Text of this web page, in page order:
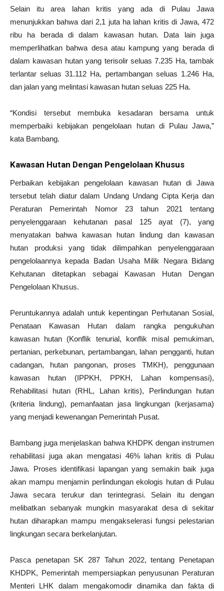
Selain itu area lahan kritis yang ada di Pulau Jawa
menunjukkan bahwa dari 2,1 juta ha lahan kritis di Jawa, 472
ribu ha berada di dalam kawasan hutan. Data lain juga
memperlihatkan bahwa desa atau kampung yang berada di
dalam kawasan hutan yang terisolir seluas 7.235 Ha, tambak
terlantar seluas 31.112 Ha, pertambangan seluas 1.246 Ha,
dan jalan yang melintasi kawasan hutan seluas 225 Ha.
“Kondisi tersebut membuka kesadaran bersama untuk
memperbaiki kebijakan pengelolaan hutan di Pulau Jawa,”
kata Bambang.
Kawasan Hutan Dengan Pengelolaan Khusus
Perbaikan kebijakan pengelolaan kawasan hutan di Jawa
tersebut telah diatur dalam Undang Undang Cipta Kerja dan
Peraturan Pemerintah Nomor 23 tahun 2021 tentang
penyelenggaraan kehutanan pasal 125 ayat (7), yang
menyatakan bahwa kawasan hutan lindung dan kawasan
hutan produksi yang tidak dilimpahkan penyelenggaraan
pengelolaannya kepada Badan Usaha Milik Negara Bidang
Kehutanan ditetapkan sebagai Kawasan Hutan Dengan
Pengelolaan Khusus.
Peruntukannya adalah untuk kepentingan Perhutanan Sosial,
Penataan Kawasan Hutan dalam rangka pengukuhan
kawasan hutan (Konflik tenurial, konflik misal pemukiman,
pertanian, perkebunan, pertambangan, lahan pengganti, hutan
cadangan, hutan pangonan, proses TMKH), penggunaan
kawasan hutan (IPPKH, PPKH, Lahan kompensasi),
Rehabilitasi hutan (RHL, Lahan kritis), Perlindungan hutan
(kriteria lindung), pemanfaatan jasa lingkungan (kerjasama)
yang menjadi kewenangan Pemerintah Pusat.
Bambang juga menjelaskan bahwa KHDPK dengan instrumen
rehabilitasi juga akan mengatasi 46% lahan kritis di Pulau
Jawa. Proses identifikasi lapangan yang semakin baik juga
akan mampu menjamin perlindungan ekologis hutan di Pulau
Jawa secara terukur dan terintegrasi. Selain itu dengan
melibatkan sebanyak mungkin masyarakat desa di sekitar
hutan diharapkan mampu mengakselerasi fungsi pelestarian
lingkungan secara berkelanjutan.
Pasca penetapan SK 287 Tahun 2022, tentang Penetapan
KHDPK, Pemerintah mempersiapkan penyusunan Peraturan
Menteri LHK dalam mengakomodir dinamika dan fakta di